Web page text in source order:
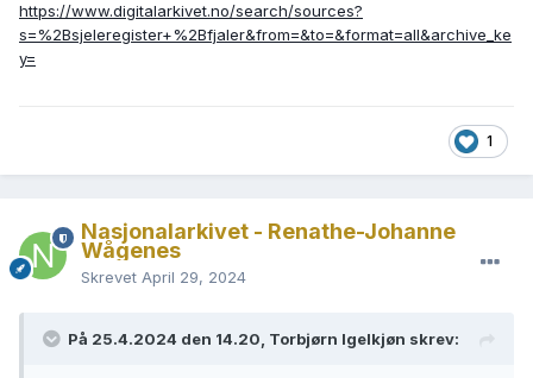
https://www.digitalarkivet.no/search/sources?
s=%2Bsjeleregister+%2Bfjaler&from=&to=&format=all&archive_ke
y=
1
Nasjonalarkivet - Renathe-Johanne
Wågenes
Skrevet April 29, 2024
På 25.4.2024 den 14.20, Torbjørn Igelkjøn skrev: